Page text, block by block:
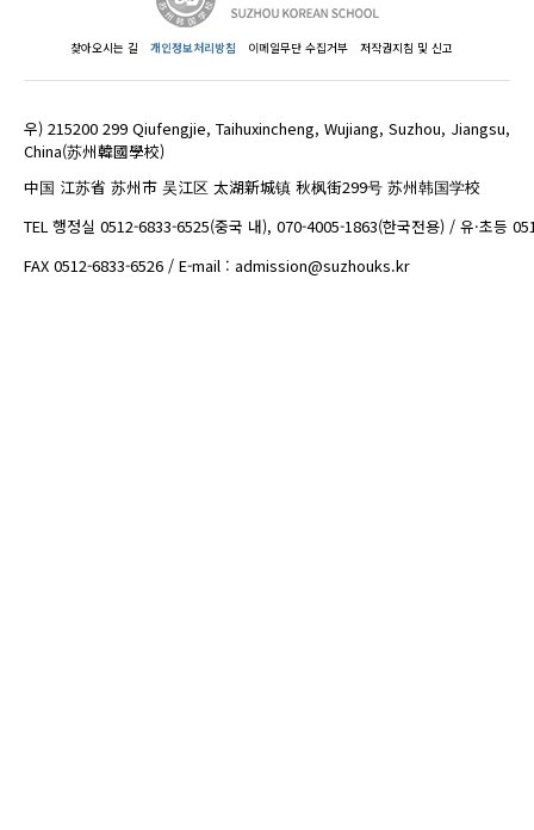
찾아오시는 길 개인정보처리방침 이메일무단 수집거부 저작권지침 및 신고
우) 215200 299 Qiufengjie, Taihuxincheng, Wujiang, Suzhou, Jiangsu,
China(苏州韓國學校)
中国 江苏省 苏州市 吴江区 太湖新城镇 秋枫街299号 苏州韩国学校
TEL 행정실 0512-6833-6525(중국 내), 070-4005-1863(한국전용) / 유·초등
FAX 0512-6833-6526 / E-mail : admission@suzhouks.kr